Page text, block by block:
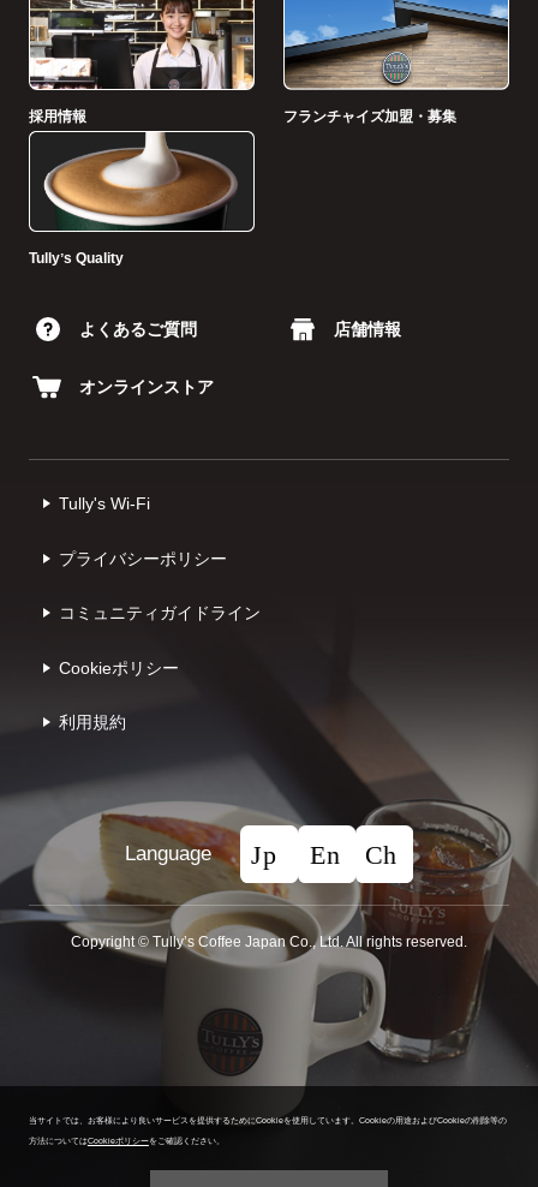
採用情報 フランチャイズ加盟・募集
Tullyʼs Quality
よくあるご質問 店舗情報
オンラインストア
Tully's Wi-Fi
プライバシーポリシー
コミュニティガイドライン
Cookieポリシー
利⽤規約
Language
Copyright © Tullyʼs Coffee Japan Co., Ltd. All rights reserved.
当サイトでは、お客様により良いサービスを提供するためにCookieを使用しています。 Cookieの用途およびCookieの削除等の
方法についてはCookieポリシーをご確認ください。